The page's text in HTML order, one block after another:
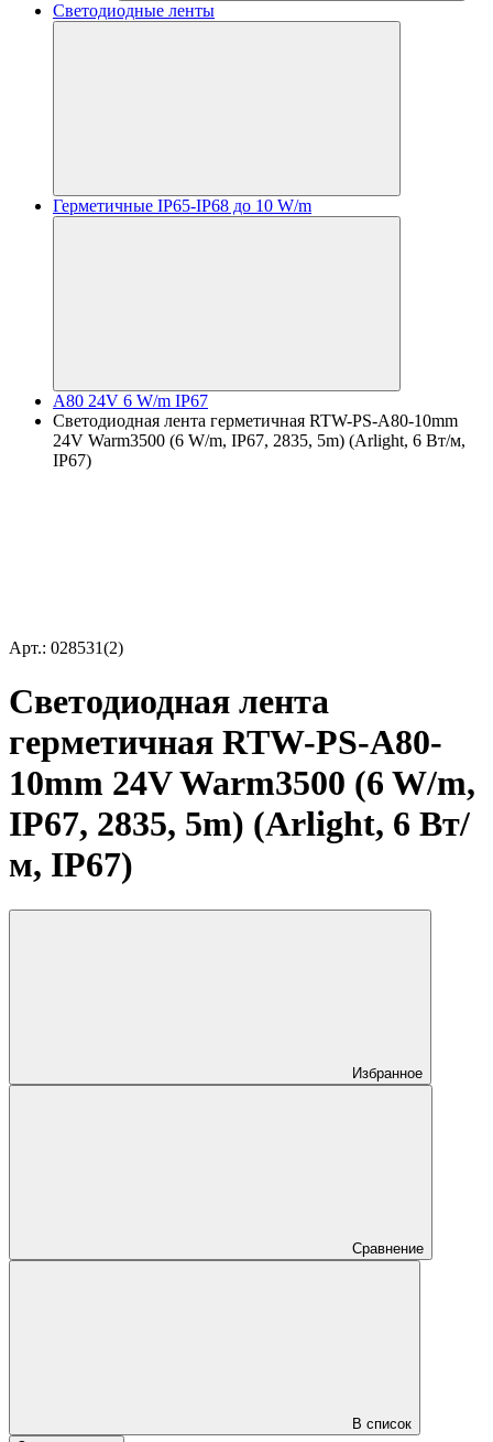
Светодиодные ленты
Герметичные IP65-IP68 до 10 W/m
A80 24V 6 W/m IP67
Светодиодная лента герметичная RTW-PS-A80-10mm
24V Warm3500 (6 W/m, IP67, 2835, 5m) (Arlight, 6 Вт/м,
IP67)
Арт.: 028531(2)
Светодиодная лента
герметичная RTW-PS-A80-
10mm 24V Warm3500 (6 W/m,
IP67, 2835, 5m) (Arlight, 6 Вт/
м, IP67)
Избранное
Сравнение
В список